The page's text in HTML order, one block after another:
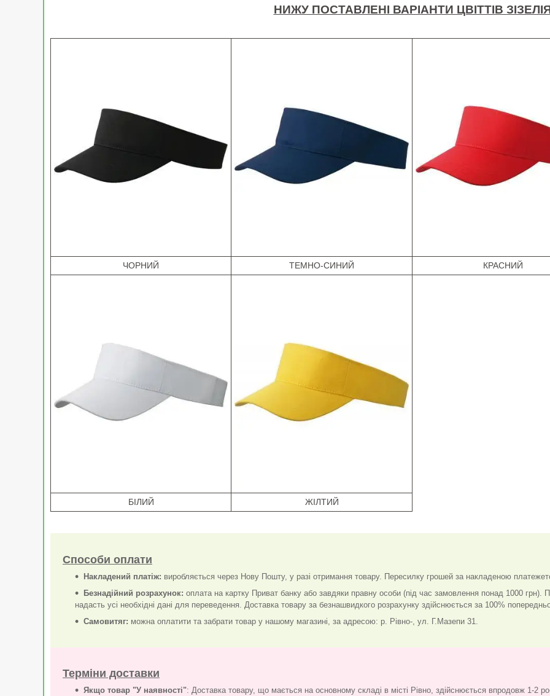
НИЖУ ПОСТАВЛЕНІ ВАРІАНТИ ЦВІТТІВ
ЧОРНИЙ ТЕМНО-СИНИЙ КРАСНИЙ
БІЛИЙ ЖІЛТИЙ
Способи оплати
Накладений платіж: виробляється через Нову Пошту, у разі отримання товару. Пересилку грошей за накладеною
Безнадійний розрахунок: оплата на картку Приват банку або завдяки правну особи (під час замовлення понад 1000
надасть усі необхідні дані для переведення. Доставка товару за безнашвидкого розрахунку здійснюється за 100%
Самовитяг: можна оплатити та забрати товар у нашому магазині, за адресою: р. Рівно-, ул. Г.Мазепи 31.
Терміни доставки
Якщо товар "У наявності": Доставка товару, що мається на основному складі в місті Рівно, здійснюється впродовж 1-2